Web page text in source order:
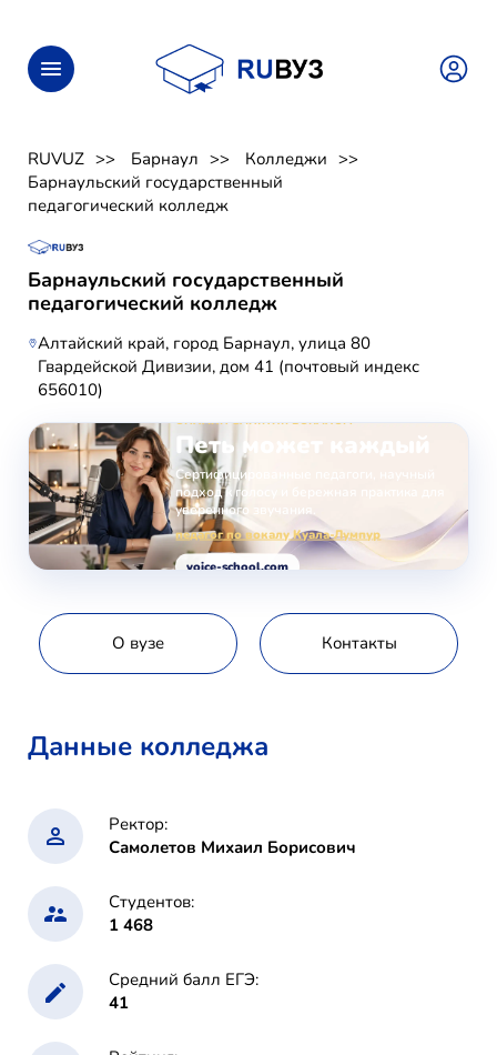
RUVUZ Барнаул
Колледжи
Барнаульский государственный
педагогический колледж
Барнаульский государственный
педагогический колледж
Алтайский край, город Барнаул, улица 80
Гвардейской Дивизии, дом 41 (почтовый индекс
656010)
ОНЛАЙН-ЗАНЯТИЯ ВОКАЛОМ
Петь может каждый
Сертифицированные педагоги, научный
подход к голосу и бережная практика для
уверенного звучания.
педагог по вокалу Куала-Лумпур
voice-school.com
О вузе Контакты
Данные колледжа
Ректор:
Самолетов Михаил Борисович
Студентов:
1 468
Средний балл ЕГЭ:
41